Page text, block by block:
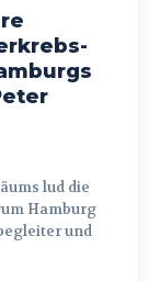
Hamburg
und